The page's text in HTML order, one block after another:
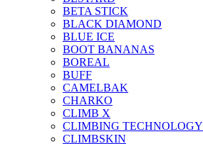
BETA STICK
BLACK DIAMOND
BLUE ICE
BOOT BANANAS
BOREAL
BUFF
CAMELBAK
CHARKO
CLIMB X
CLIMBING TECHNOLOGY
CLIMBSKIN